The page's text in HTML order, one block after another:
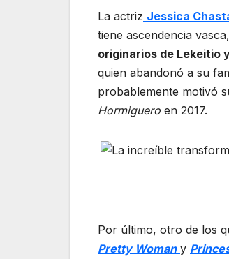
La actriz Jessica
tiene ascendencia
originarios de Lekeitio
quien abandonó a su
probablemente motivó
Hormiguero en 2017.
Por último, otro de los
Pretty Woman y